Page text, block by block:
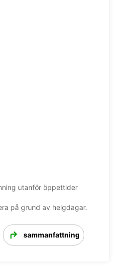
utanför öppettider
på grund av helgdagar.
sammanfattning